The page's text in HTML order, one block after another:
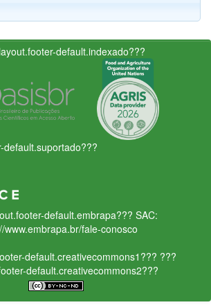
default.indexado???
default.suportado???
default.embrapa??? SAC:
www.embrapa.br/fale-conosco
default.creativecommons1??? ???
default.creativecommons2???